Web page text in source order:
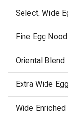
Select, Wide
Fine Egg
Oriental Blend
Extra Wide
Wide